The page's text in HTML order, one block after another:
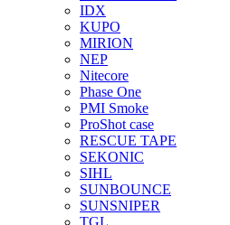
IDX
KUPO
MIRION
NEP
Nitecore
Phase One
PMI Smoke
ProShot case
RESCUE TAPE
SEKONIC
SIHL
SUNBOUNCE
SUNSNIPER
TGL